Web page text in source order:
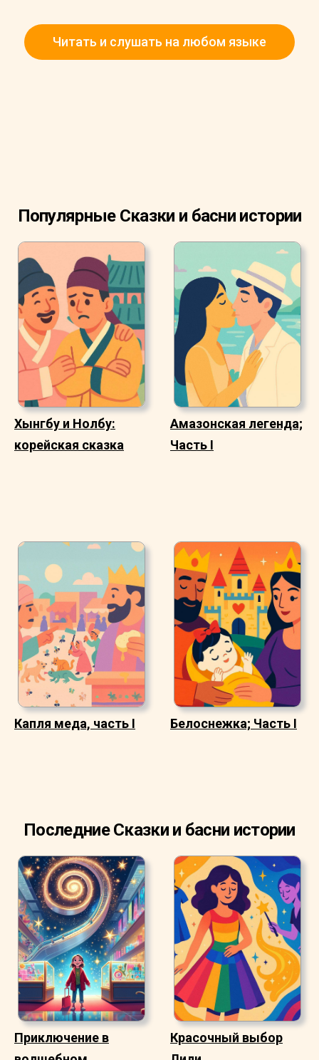
Читать и слушать на любом языке
Популярные Сказки и басни истории
Хынгбу и Нолбу:
корейская сказка
Амазонская легенда;
Часть I
Капля меда, часть I Белоснежка; Часть I
Последние Сказки и басни истории
Приключение в
Красочный выбор